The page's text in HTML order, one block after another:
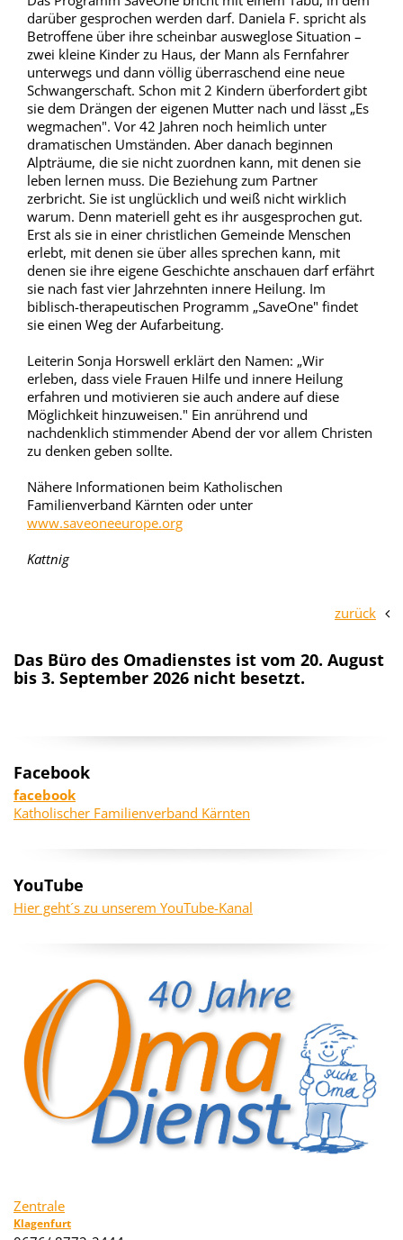
darüber gesprochen werden darf. Daniela F. spricht als
Betroffene über ihre scheinbar ausweglose Situation –
zwei kleine Kinder zu Haus, der Mann als Fernfahrer
unterwegs und dann völlig überraschend eine neue
Schwangerschaft. Schon mit 2 Kindern überfordert gibt
sie dem Drängen der eigenen Mutter nach und lässt „Es
wegmachen". Vor 42 Jahren noch heimlich unter
dramatischen Umständen. Aber danach beginnen
Alpträume, die sie nicht zuordnen kann, mit denen sie
leben lernen muss. Die Beziehung zum Partner
zerbricht. Sie ist unglücklich und weiß nicht wirklich
warum. Denn materiell geht es ihr ausgesprochen gut.
Erst als sie in einer christlichen Gemeinde Menschen
erlebt, mit denen sie über alles sprechen kann, mit
denen sie ihre eigene Geschichte anschauen darf erfährt
sie nach fast vier Jahrzehnten innere Heilung. Im
biblisch-therapeutischen Programm „SaveOne" findet
sie einen Weg der Aufarbeitung.
Leiterin Sonja Horswell erklärt den Namen: „Wir
erleben, dass viele Frauen Hilfe und innere Heilung
erfahren und motivieren sie auch andere auf diese
Möglichkeit hinzuweisen." Ein anrührend und
nachdenklich stimmender Abend der vor allem Christen
zu denken geben sollte.
Nähere Informationen beim Katholischen
Familienverband Kärnten oder unter
www.saveoneeurope.org
Kattnig
zurück
Das Büro des Omadienstes ist vom 20. August
bis 3. September 2026 nicht besetzt.
Facebook
facebook
Katholischer Familienverband Kärnten
YouTube
Hier geht´s zu unserem YouTube-Kanal
Zentrale
Klagenfurt